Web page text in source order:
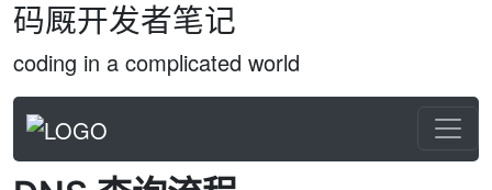
码厩开发者笔记
coding in a complicated world